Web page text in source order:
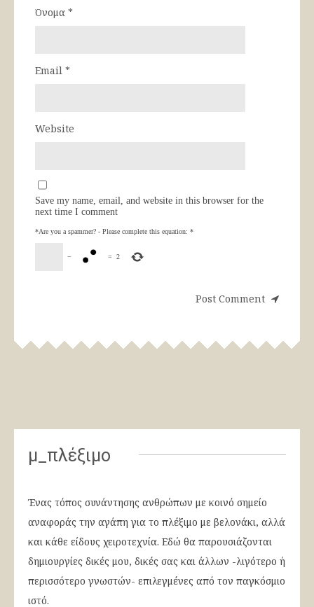
Όνομα *
Email *
Website
Save my name, email, and website in this browser for the
next time I comment
*Are you a spammer? - Please complete this equation: *
− = 2
μ_πλέξιμο
Ένας τόπος συνάντησης ανθρώπων με κοινό σημείο
αναφοράς την αγάπη για το πλέξιμο με βελονάκι, αλλά
και κάθε είδους χειροτεχνία. Εδώ θα παρουσιάζονται
δημιουργίες δικές μου, δικές σας και άλλων -λιγότερο ή
περισσότερο γνωστών- επιλεγμένες από τον παγκόσμιο
ιστό.